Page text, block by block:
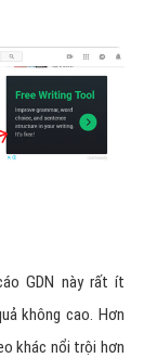
GDN này rất ít
không cao. Hơn
khác nổi trội hơn